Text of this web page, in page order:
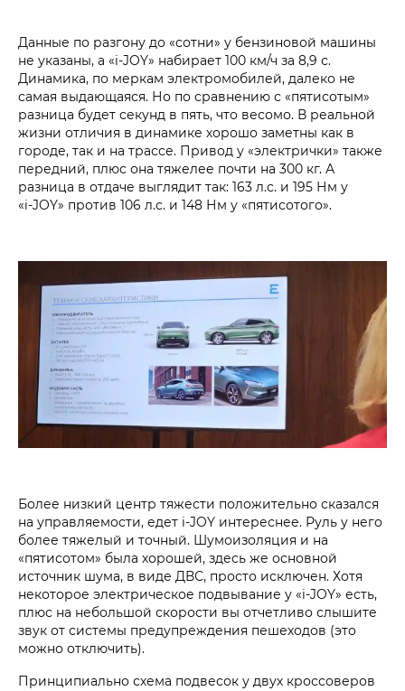
Данные по разгону до «сотни» у бензиновой машины
не указаны, а «i‑JOY» набирает 100 км/ч за 8,9 с.
Динамика, по меркам электромобилей, далеко не
самая выдающаяся. Но по сравнению с «пятисотым»
разница будет секунд в пять, что весомо. В реальной
жизни отличия в динамике хорошо заметны как в
городе, так и на трассе. Привод у «электрички» также
передний, плюс она тяжелее почти на 300 кг. А
разница в отдаче выглядит так: 163 л.с. и 195 Нм у
«i‑JOY» против 106 л.с. и 148 Нм у «пятисотого».
Более низкий центр тяжести положительно сказался
на управляемости, едет i‑JOY интереснее. Руль у него
более тяжелый и точный. Шумоизоляция и на
«пятисотом» была хорошей, здесь же основной
источник шума, в виде ДВС, просто исключен. Хотя
некоторое электрическое подвывание у «i‑JOY» есть,
плюс на небольшой скорости вы отчетливо слышите
звук от системы предупреждения пешеходов (это
можно отключить).
Принципиально схема подвесок у двух кроссоверов